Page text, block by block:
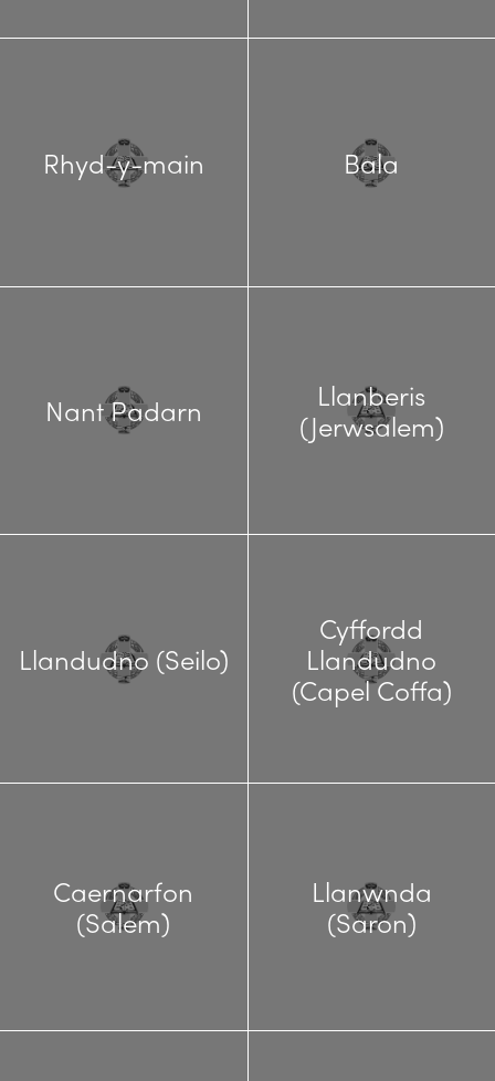
Rhyd-y-main Bala
Nant Padarn
Llanberis
(Jerwsalem)
Llandudno (Seilo)
Cyffordd
Llandudno
(Capel Coffa)
Caernarfon
(Salem)
Llanwnda
(Saron)